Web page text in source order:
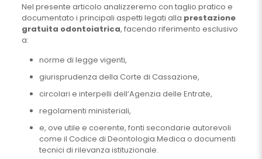
Nel presente articolo analizzeremo con taglio pratico e
documentato i principali aspetti legati alla prestazione
gratuita odontoiatrica, facendo riferimento esclusivo
a:
norme di legge vigenti,
giurisprudenza della Corte di Cassazione,
circolari e interpelli dell’Agenzia delle Entrate,
regolamenti ministeriali,
e, ove utile e coerente, fonti secondarie autorevoli
come il Codice di Deontologia Medica o documenti
tecnici di rilevanza istituzionale.